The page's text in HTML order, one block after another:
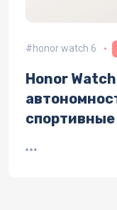
honor watch 6
Honor